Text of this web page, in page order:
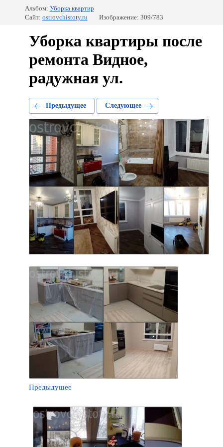
Альбом: Уборка квартир
Сайт: ostrovchistoty.ru Изображение: 309/783
Уборка квартиры после
ремонта Видное,
радужная ул.
Предыдущее Следующее
Предыдущее